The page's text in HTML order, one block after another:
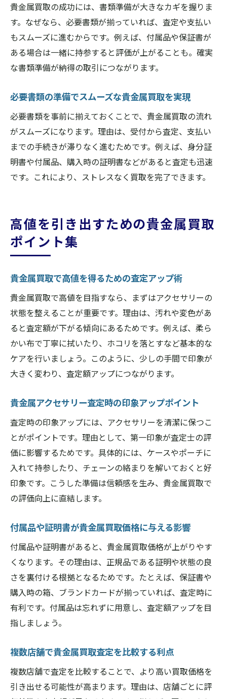
貴金属買取の成功には、書類準備が大きなカギを握りま
す。なぜなら、必要書類が揃っていれば、査定や支払い
もスムーズに進むからです。例えば、付属品や保証書が
ある場合は一緒に持参すると評価が上がることも。確実
な書類準備が納得の取引につながります。
必要書類の準備でスムーズな貴金属買取を実現
必要書類を事前に揃えておくことで、貴金属買取の流れ
がスムーズになります。理由は、受付から査定、支払い
までの手続きが滞りなく進むためです。例えば、身分証
明書や付属品、購入時の証明書などがあると査定も迅速
です。これにより、ストレスなく買取を完了できます。
高値を引き出すための貴金属買取
ポイント集
貴金属買取で高値を得るための査定アップ術
貴金属買取で高値を目指すなら、まずはアクセサリーの
状態を整えることが重要です。理由は、汚れや変色があ
ると査定額が下がる傾向にあるためです。例えば、柔ら
かい布で丁寧に拭いたり、ホコリを落とすなど基本的な
ケアを行いましょう。このように、少しの手間で印象が
大きく変わり、査定額アップにつながります。
貴金属アクセサリー査定時の印象アップポイント
査定時の印象アップには、アクセサリーを清潔に保つこ
とがポイントです。理由として、第一印象が査定士の評
価に影響するためです。具体的には、ケースやポーチに
入れて持参したり、チェーンの絡まりを解いておくと好
印象です。こうした準備は信頼感を生み、貴金属買取で
の評価向上に直結します。
付属品や証明書が貴金属買取価格に与える影響
付属品や証明書があると、貴金属買取価格が上がりやす
くなります。その理由は、正規品である証明や状態の良
さを裏付ける根拠となるためです。たとえば、保証書や
購入時の箱、ブランドカードが揃っていれば、査定時に
有利です。付属品は忘れずに用意し、査定額アップを目
指しましょう。
複数店舗で貴金属買取査定を比較する利点
複数店舗で査定を比較することで、より高い買取価格を
引き出せる可能性が高まります。理由は、店舗ごとに評